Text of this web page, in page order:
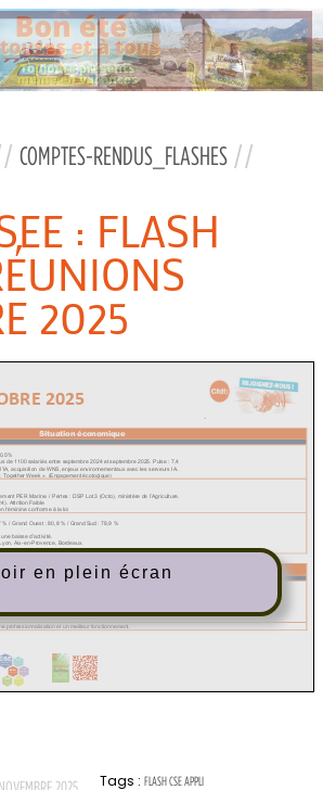
COMPTES-RENDUS_FLASHES //
: FLASH
2025
en plein écran
Tags : FLASH CSE APPLI